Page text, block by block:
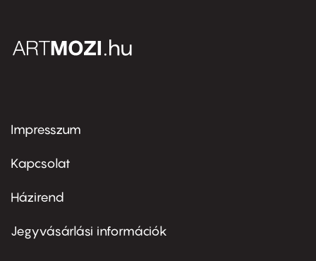
Footer
first
Impresszum
Kapcsolat
Footer
second
Házirend
Jegyvásárlási információk